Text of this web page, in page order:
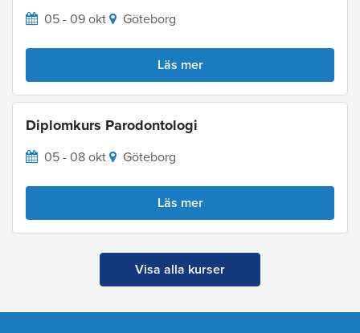
05 - 09 okt Göteborg
Läs mer
Diplomkurs Parodontologi
05 - 08 okt Göteborg
Läs mer
Visa alla kurser